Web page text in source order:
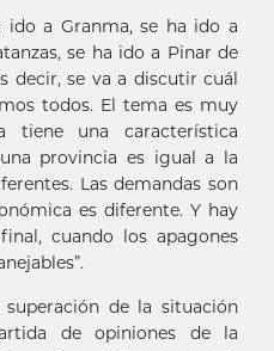
ido a Granma, se ha ido a
se ha ido a Pinar de
decir, se va a discutir cuál
todos. El tema es muy
tiene una característica
provincia es igual a la
Las demandas son
es diferente. Y hay
cuando los apagones
de la situación
de opiniones de la